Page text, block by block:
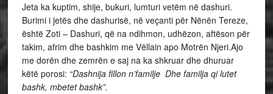
Jeta ka kuptim, shije, bukuri, lumturi vetëm në dashuri.
Burimi i jetës dhe dashurisë, në veçanti për Nënën Tereze,
është Zoti – Dashuri, që na ndihmon, udhëzon, aftëson për
takim, afrim dhe bashkim me Vëllain apo Motrën Njeri.Ajo
me dorën dhe zemrën e saj na ka shkruar dhe dhuruar
këtë porosi: “Dashnija fillon n’familje Dhe familja qi lutet
bashk, mbetet bashk”.